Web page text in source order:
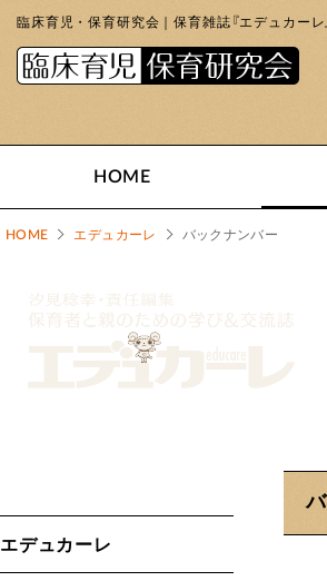
臨床育児・保育研究会｜保育雑誌『エデュカーレ
HOME
HOME エデュカーレ バックナンバー
エデュカーレ